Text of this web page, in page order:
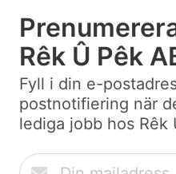
Rêk Û Pêk
Fyll i din e-
postnotifiering när
lediga jobb hos Rêk